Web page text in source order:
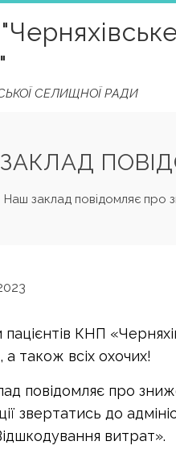
СЕЛИЩНОЇ РАДИ
Наш заклад повідомляє про
пацієнтів КНП
а також всіх охочих!
повідомляє про
звертатись до
витрат».